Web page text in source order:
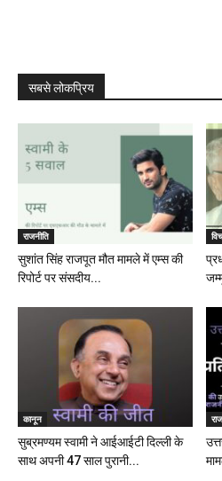
सबसे लोकप्रिय
राजनीति
सुशांत सिंह राजपूत मौत मामले में एम्स की
रिपोर्ट पर संसदीय...
कानून
सुब्रमण्यम स्वामी ने आईआईटी दिल्ली के
साथ अपनी 47 साल पुरानी...